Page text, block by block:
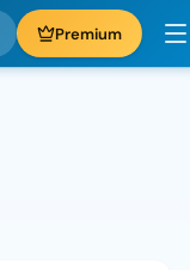
Premium